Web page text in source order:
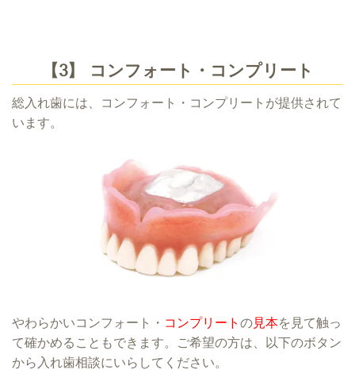
【3】 コンフォート・コンプリート
総入れ歯には、コンフォート・コンプリートが提供されて
います。
やわらかいコンフォート・ コンプリート の見本を見て触っ
て確かめることもできます。ご希望の方は、以下のボタン
から入れ歯相談にいらしてください。